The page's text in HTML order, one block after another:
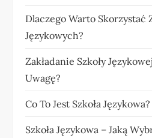
Dlaczego Warto Skorzystać
Językowych?
Zakładanie Szkoły
Uwagę?
Co To Jest Szkoła Językowa?
Szkoła Językowa – Jaką